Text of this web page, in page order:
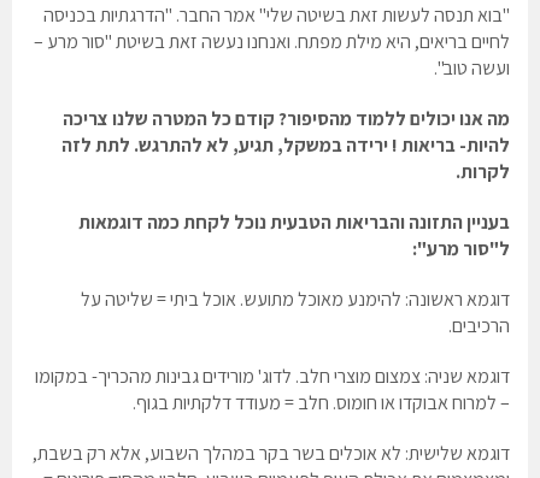
"בוא תנסה לעשות זאת בשיטה שלי" אמר החבר. "הדרגתיות בכניסה
לחיים בריאים, היא מילת מפתח. ואנחנו נעשה זאת בשיטת "סור מרע –
ועשה טוב".
מה אנו יכולים ללמוד מהסיפור? קודם כל המטרה שלנו צריכה
להיות- בריאות ! ירידה במשקל, תגיע, לא להתרגש. לתת לזה
לקרות.
בעניין התזונה והבריאות הטבעית נוכל לקחת כמה דוגמאות
ל"סור מרע":
דוגמא ראשונה: להימנע מאוכל מתועש. אוכל ביתי = שליטה על
הרכיבים.
דוגמא שניה:צמצום מוצרי חלב. לדוג' מורידים גבינות מהכריך- במקומו
– למרוח אבוקדו או חומוס. חלב = מעודד דלקתיות בגוף.
דוגמא שלישית: לא אוכלים בשר בקר במהלך השבוע, אלא רק בשבת,